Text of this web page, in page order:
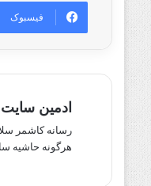
فیسبوک
ادمین سایت
هرگونه حاشیه